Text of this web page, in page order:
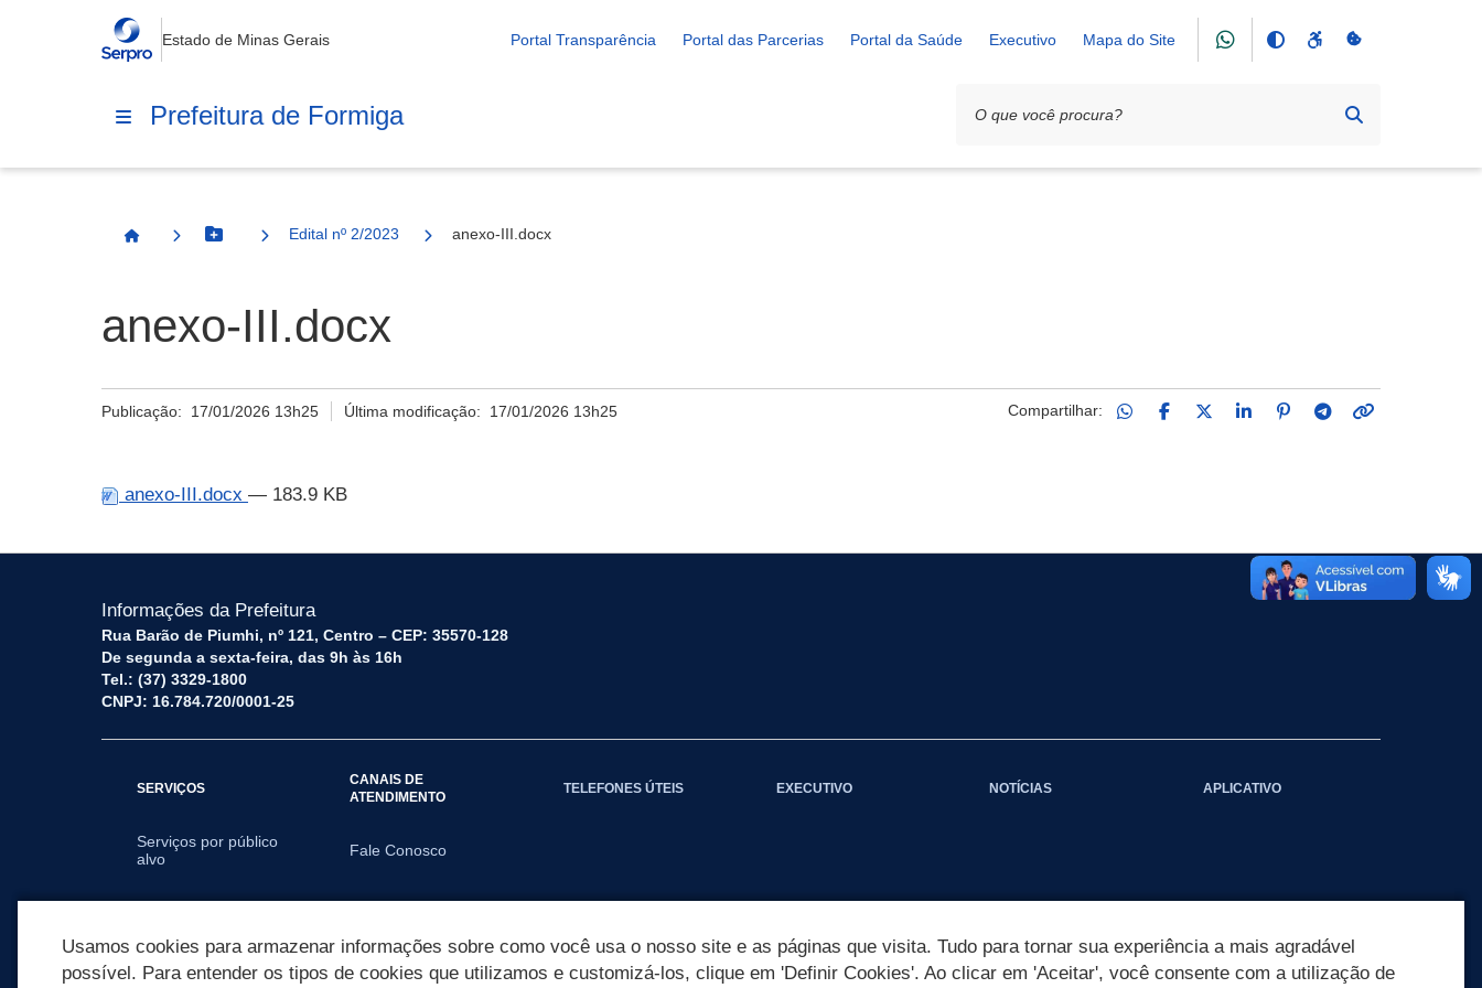
Estado de Minas Gerais Portal Transparência Portal das Parcerias Portal da Saúde Executivo Mapa do Site
Prefeitura de Formiga
Página InicialBotão Menu
Edital nº 2/2023 anexo-III.docx
anexo-III.docx
Publicação: 17/01/2026 13h25 Última modificação: 17/01/2026 13h25 Compartilhar:
anexo-III.docx — 183.9 KB
Informações da Prefeitura
Rua Barão de Piumhi, nº 121, Centro – CEP: 35570-128
De segunda a sexta-feira, das 9h às 16h
Tel.: (37) 3329-1800
CNPJ: 16.784.720/0001-25
SERVIÇOS
Serviços por público
alvo
CANAIS DE
ATENDIMENTO
Fale Conosco
TELEFONES ÚTEIS EXECUTIVO NOTÍCIAS APLICATIVO
Usamos cookies para armazenar informações sobre como você usa o nosso site e as páginas que visita. Tudo para tornar sua experiência a mais agradável
possível. Para entender os tipos de cookies que utilizamos e customizá-los, clique em 'Definir Cookies'. Ao clicar em 'Aceitar', você consente com a utilização de